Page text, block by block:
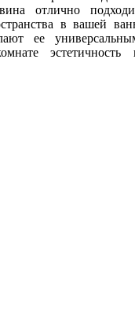
отлично
в вашей
ее
эстетичность